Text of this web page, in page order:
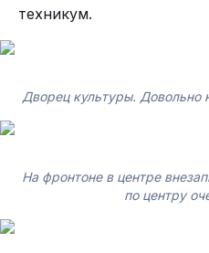
техникум.
Дворец культуры. Довольно
На фронтоне в центре
по центру